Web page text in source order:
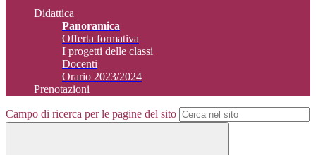
Didattica
Panoramica
Offerta formativa
I progetti delle classi
Docenti
Orario 2023/2024
Prenotazioni
Campo di ricerca per le pagine del sito